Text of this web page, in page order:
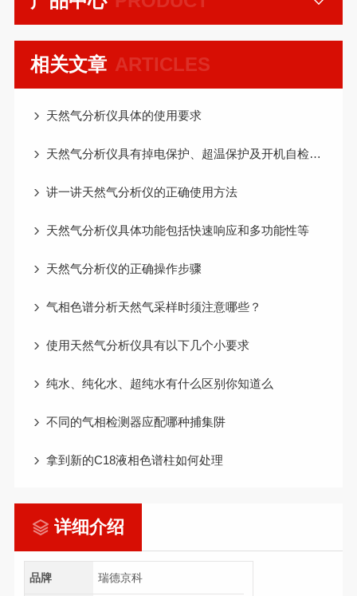
ARTICLES
相关文章
天然气分析仪具体的使用要求
天然气分析仪具有掉电保护、超温保护及开机自检功能
讲一讲天然气分析仪的正确使用方法
天然气分析仪具体功能包括快速响应和多功能性等
天然气分析仪的正确操作步骤
气相色谱分析天然气采样时须注意哪些？
使用天然气分析仪具有以下几个小要求
纯水、纯化水、超纯水有什么区别你知道么
不同的气相检测器应配哪种捕集阱
拿到新的C18液相色谱柱如何处理
详细介绍
品牌 瑞德京科